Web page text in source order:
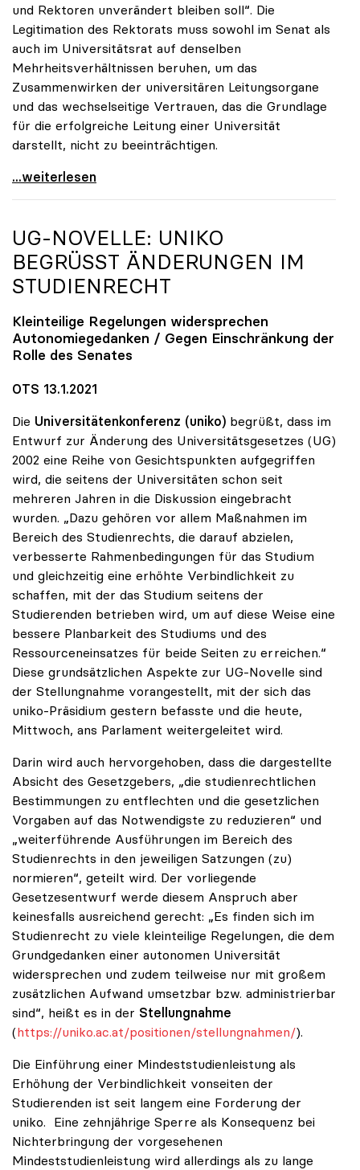
und Rektoren unverändert bleiben soll“. Die
Legitimation des Rektorats muss sowohl im Senat als
auch im Universitätsrat auf denselben
Mehrheitsverhältnissen beruhen, um das
Zusammenwirken der universitären Leitungsorgane
und das wechselseitige Vertrauen, das die Grundlage
für die erfolgreiche Leitung einer Universität
darstellt, nicht zu beeinträchtigen.
UG-Novelle: Gegen Änderungen bei Bestellung von
...weiterlesen
UG-NOVELLE: UNIKO
BEGRÜSST ÄNDERUNGEN IM S
TUDIENRECHT
Kleinteilige Regelungen widersprechen
Autonomiegedanken / Gegen Einschränkung der
Rolle des Senates
OTS 13.1.2021
Die Universitätenkonferenz (uniko) begrüßt, dass im
Entwurf zur Änderung des Universitätsgesetzes (UG)
2002 eine Reihe von Gesichtspunkten aufgegriffen
wird, die seitens der Universitäten schon seit
mehreren Jahren in die Diskussion eingebracht
wurden. „Dazu gehören vor allem Maßnahmen im
Bereich des Studienrechts, die darauf abzielen,
verbesserte Rahmenbedingungen für das Studium
und gleichzeitig eine erhöhte Verbindlichkeit zu
schaffen, mit der das Studium seitens der
Studierenden betrieben wird, um auf diese Weise eine
bessere Planbarkeit des Studiums und des
Ressourceneinsatzes für beide Seiten zu erreichen.“
Diese grundsätzlichen Aspekte zur UG-Novelle sind
der Stellungnahme vorangestellt, mit der sich das
uniko-Präsidium gestern befasste und die heute,
Mittwoch, ans Parlament weitergeleitet wird.
Darin wird auch hervorgehoben, dass die dargestellte
Absicht des Gesetzgebers, „die studienrechtlichen
Bestimmungen zu entflechten und die gesetzlichen
Vorgaben auf das Notwendigste zu reduzieren“ und
„weiterführende Ausführungen im Bereich des
Studienrechts in den jeweiligen Satzungen (zu)
normieren“, geteilt wird. Der vorliegende
Gesetzesentwurf werde diesem Anspruch aber
keinesfalls ausreichend gerecht: „Es finden sich im
Studienrecht zu viele kleinteilige Regelungen, die dem
Grundgedanken einer autonomen Universität
widersprechen und zudem teilweise nur mit großem
zusätzlichen Aufwand umsetzbar bzw. administrierbar
sind“, heißt es in der Stellungnahme
(https://uniko.ac.at/positionen/stellungnahmen/).
Die Einführung einer Mindeststudienleistung als
Erhöhung der Verbindlichkeit vonseiten der
Studierenden ist seit langem eine Forderung der
uniko. Eine zehnjährige Sperre als Konsequenz bei
Nichterbringung der vorgesehenen
Mindeststudienleistung wird allerdings als zu lange